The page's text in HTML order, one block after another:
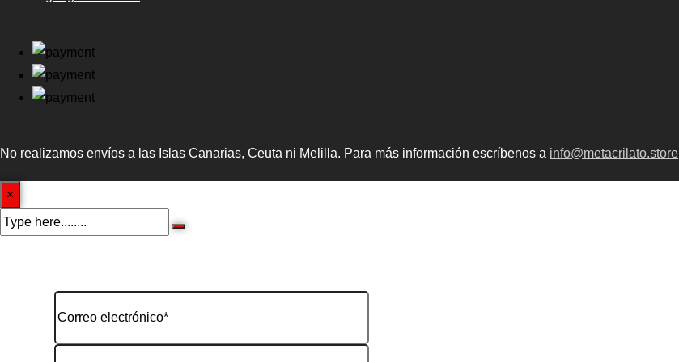
No realizamos envíos a las Islas Canarias, Ceuta ni Melilla. Para más información escríbenos a info@metacrilato.store
×